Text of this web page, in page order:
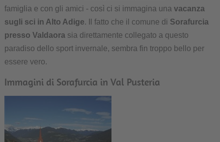
famiglia e con gli amici - così ci si immagina una vacanza
sugli sci in Alto Adige. Il fatto che il comune di Sorafurcia
presso Valdaora sia direttamente collegato a questo
paradiso dello sport invernale, sembra fin troppo bello per
essere vero.
Immagini di Sorafurcia in Val Pusteria